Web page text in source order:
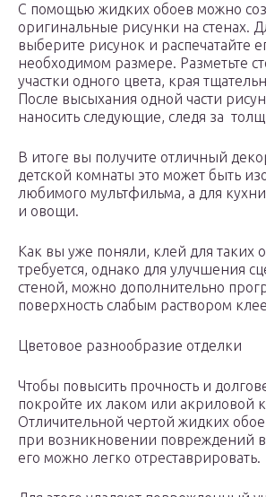
С помощью жидких обоев можно
оригинальные рисунки на стенах.
выберите рисунок и распечатайте
необходимом размере. Разметьте
участки одного цвета, края
После высыхания одной части
наносить следующие, следя за
В итоге вы получите отличный
детской комнаты это может быть
любимого мультфильма, а для
и овощи.
Как вы уже поняли, клей для таких
требуется, однако для улучшения
стеной, можно дополнительно
поверхность слабым раствором
Цветовое разнообразие отделки
Чтобы повысить прочность и
покройте их лаком или акриловой
Отличительной чертой жидких
при возникновении повреждений
его можно легко отреставрировать.